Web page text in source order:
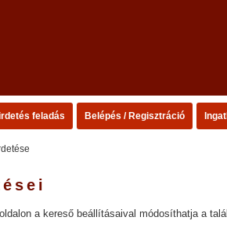
feladás Belépés / Regisztráció
a kereső beállításaival módosíthatja a